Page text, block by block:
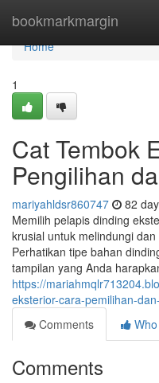
bookmarkmargin
Home
Home
1
Cat Tembok
Pengilihan
mariyahldsr860747 82
Memilih pelapis dinding
krusial untuk melindungi
Perhatikan tipe bahan
tampilan yang Anda
https://
eksterior-cara-pemilihan-
Comments
Comments